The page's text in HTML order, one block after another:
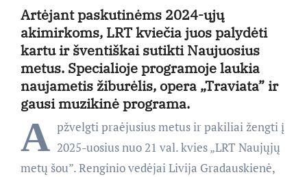
Artėjant paskutinėms 2024-ųjų
akimirkoms, LRT kviečia juos palydėti
kartu ir šventiškai sutikti Naujuosius
metus. Specialioje programoje laukia
naujametis žiburėlis, opera „Traviata” ir
gausi muzikinė programa.
A pžvelgti praėjusius metus ir pakiliai žengti į
2025-uosius nuo 21 val. kvies „LRT Naujųjų
metų šou”. Renginio vedėjai Livija Gradauskienė,